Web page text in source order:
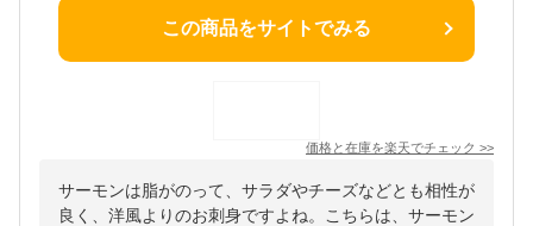
この商品をサイトでみる
価格と在庫を楽天でチェック >>
サーモンは脂がのって、サラダやチーズなどとも相性が
良く、洋風よりのお刺身ですよね。こちらは、サーモン